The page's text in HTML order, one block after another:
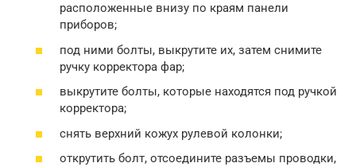
расположенные внизу по краям панели
приборов;
под ними болты, выкрутите их, затем снимите
ручку корректора фар;
выкрутите болты, которые находятся под ручкой
корректора;
снять верхний кожух рулевой колонки;
открутить болт, отсоедините разъемы проводки,